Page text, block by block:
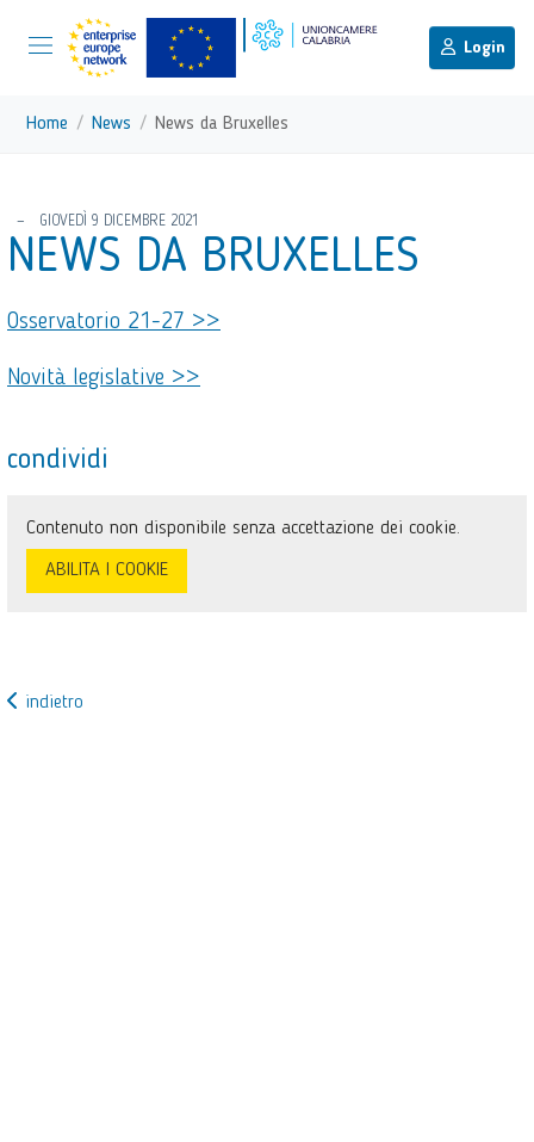
Vai ai contenuti
Login
torna al menu di scelta rapida
Menu di navigazione principale
Home News News da Bruxelles
GIOVEDÌ 9 DICEMBRE 2021
NEWS DA BRUXELLES
Osservatorio 21-27 >>
Novità legislative >>
condividi
Contenuto non disponibile senza accettazione dei cookie.
ABILITA I COOKIE
indietro